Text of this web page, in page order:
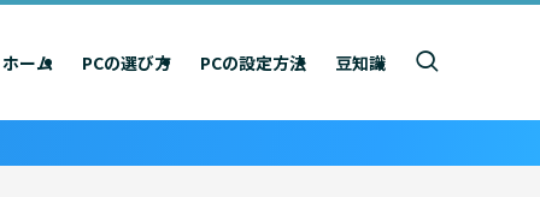
ホーム PCの選び方 PCの設定方法 豆知識